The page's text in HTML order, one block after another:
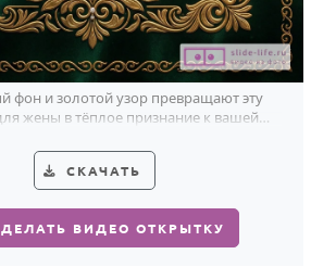
фон и золотой узор превращают эту
жены в тёплое признание к вашей
СКАЧАТЬ
ВИДЕО ОТКРЫТКУ